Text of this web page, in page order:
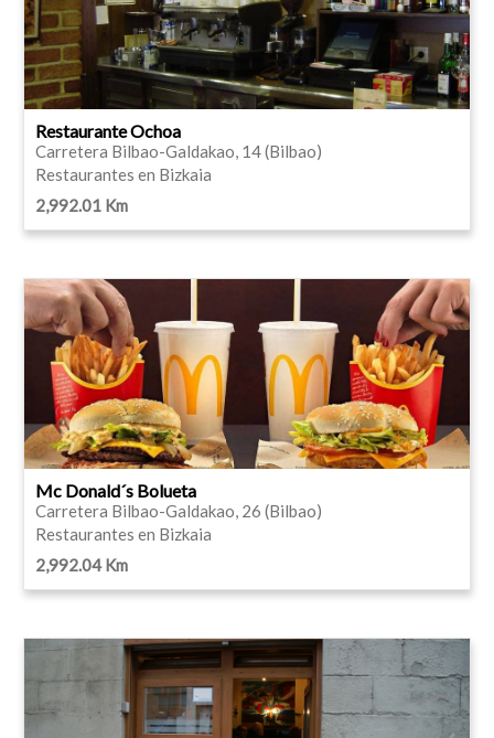
Restaurante Ochoa
Carretera Bilbao-Galdakao, 14 (Bilbao)
Restaurantes en Bizkaia
2,992.01 Km
Mc Donald´s Bolueta
Carretera Bilbao-Galdakao, 26 (Bilbao)
Restaurantes en Bizkaia
2,992.04 Km